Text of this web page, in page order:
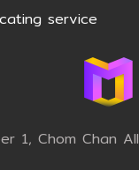
service
1, Chom Chan